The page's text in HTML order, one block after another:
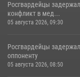
Росгвардейцы
конфликт в мед...
05 августа 2026, 09:30
Росгвардейцы
оппоненту
05 августа 2026, 08:50